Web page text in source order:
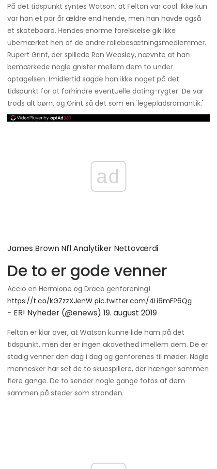
På det tidspunkt syntes Watson, at Felton var cool. Ikke kun
var han et par år ældre end hende, men han havde også
et skateboard. Hendes enorme forelskelse gik ikke
ubemærket hen af ​​de andre rollebesætningsmedlemmer.
Rupert Grint, der spillede Ron Weasley, nævnte at han
bemærkede nogle gnister mellem dem to under
optagelsen. Imidlertid sagde han ikke noget på det
tidspunkt for at forhindre eventuelle dating-rygter. De var
trods alt børn, og Grint så det som en 'legepladsromantik.'
ad
James Brown Nfl Analytiker Nettoværdi
De to er gode venner
Accio en Hermione og Draco genforening!
https://t.co/kGZzzXJenW pic.twitter.com/4Li6mFP6Qg
- ER! Nyheder (@enews) 19. august 2019
Felton er klar over, at Watson kunne lide ham på det
tidspunkt, men der er ingen akavethed imellem dem. De er
stadig venner den dag i dag og genforenes til møder. Nogle
mennesker har set de to skuespillere, der hænger sammen
flere gange. De to sender nogle gange fotos af dem
sammen på steder som stranden.